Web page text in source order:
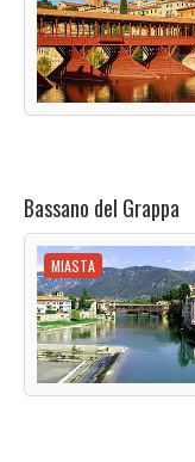
Bassano del Grappa
MIASTA